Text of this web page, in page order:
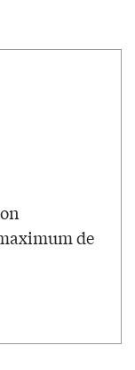
de